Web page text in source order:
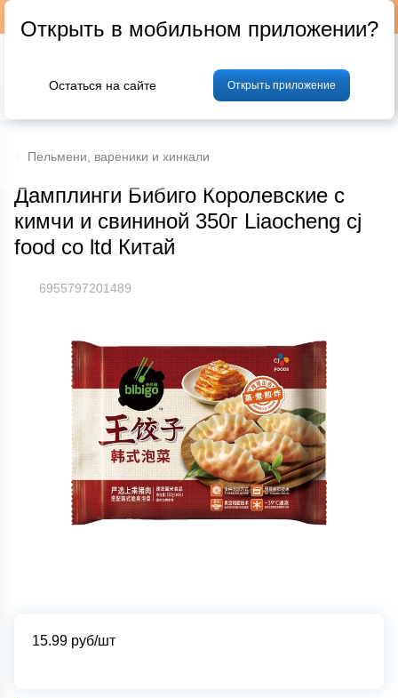
Фрукты и овощи Мясо Птица
Пельмени, вареники и хинкали
Дамплинги Бибиго Королевские с
кимчи и свининой 350г Liaocheng cj
food co ltd Китай
6955797201489
15.99 руб/шт
Открыть в мобильном приложении?
Остаться на сайте Открыть приложение